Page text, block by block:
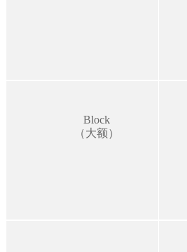
Block
（大额）